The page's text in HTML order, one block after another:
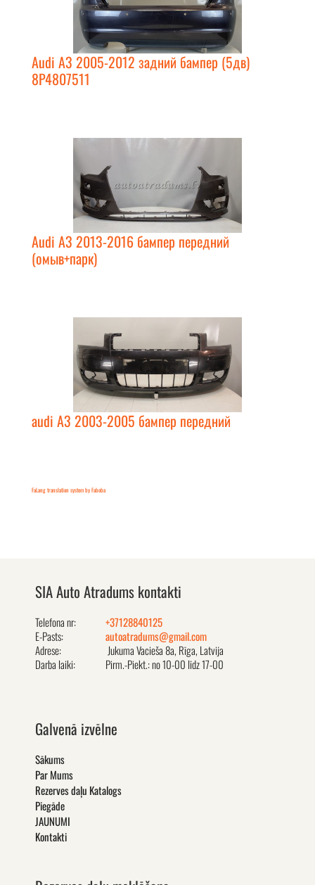
Audi A3 2005-2012 задний бампер (5дв)
8P4807511
Audi A3 2013-2016 бампер передний
(омыв+парк)
audi A3 2003-2005 бампер передний
FaLang translation system by Faboba
SIA Auto Atradums kontakti
Telefona nr:
+37128840125
E-Pasts:
autoatradums@gmail.com
Adrese:
Jukuma Vacieša 8a, Rīga, Latvija
Darba laiki:
Pirm.-Piekt.: no 10-00 līdz 17-00
Galvenā izvēlne
Sākums
Par Mums
Rezerves daļu Katalogs
Piegāde
JAUNUMI
Kontakti